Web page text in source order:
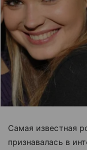
Самая известная
признавалась в